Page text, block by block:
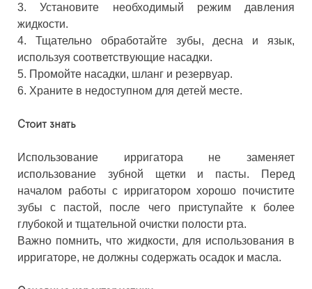
3.
Установите необходимый режим давления
жидкости.
4.
Тщательно обработайте зубы, десна и язык,
используя соответствующие насадки.
5. Промойте насадки, шланг и резервуар.
6. Храните в недоступном для детей месте.
Стоит знать
Использование ирригатора не заменяет
использование зубной щетки и пасты. Перед
началом работы с ирригатором хорошо почистите
зубы с пастой, после чего приступайте к более
глубокой и тщательной очистки полости рта.
Важно помнить, что жидкости, для использования в
ирригаторе, не должны содержать осадок и масла.